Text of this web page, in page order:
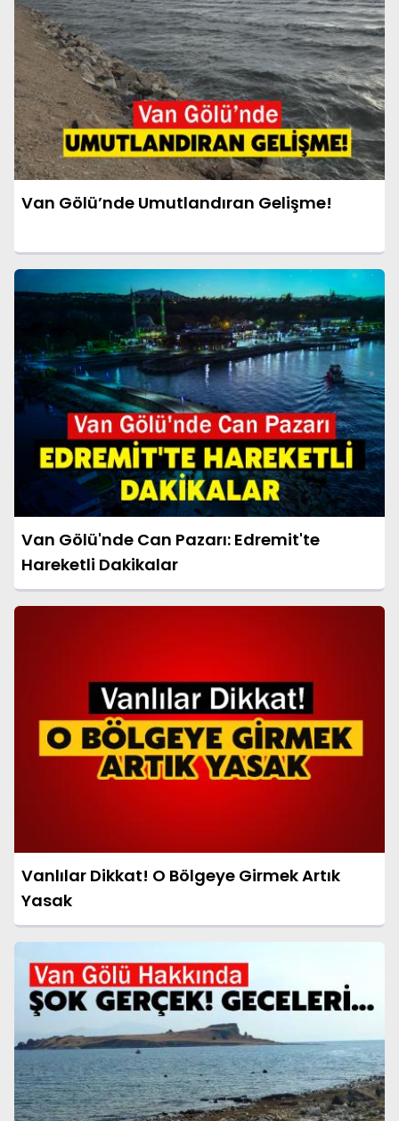
Van Gölü’nde Umutlandıran Gelişme!
Van Gölü'nde Can Pazarı: Edremit'te
Hareketli Dakikalar
Vanlılar Dikkat! O Bölgeye Girmek Artık
Yasak